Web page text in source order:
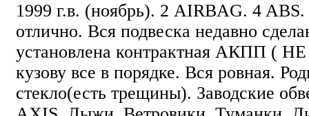
1999 г.в. (ноябрь). 2 AIRBAG. 4
отлично. Вся подвеска недавно
установлена контрактная АКПП (
кузову все в порядке. Вся ровная.
стекло(есть трещины). Заводские